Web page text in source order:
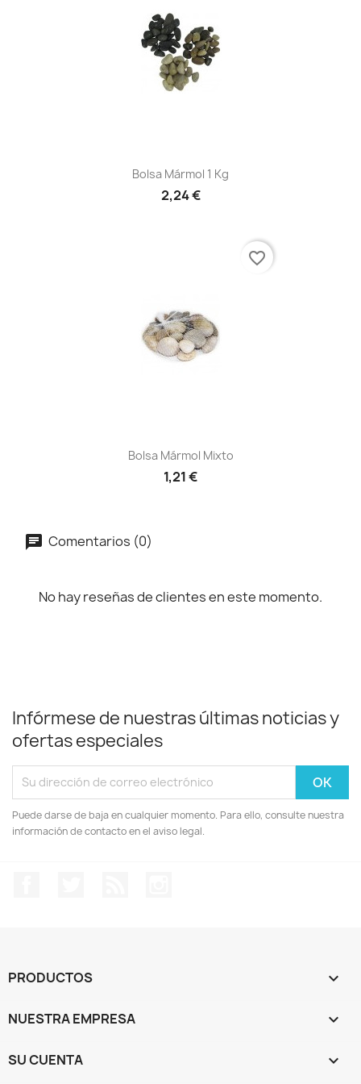
Bolsa Mármol 1 Kg
2,24 €
Bolsa Mármol Mixto
1,21 €
favorite_border
Comentarios (0)
No hay reseñas de clientes en este momento.
Infórmese de nuestras últimas noticias y
ofertas especiales
Puede darse de baja en cualquier momento. Para ello, consulte nuestra
información de contacto en el aviso legal.
PRODUCTOS 
NUESTRA EMPRESA 
SU CUENTA 